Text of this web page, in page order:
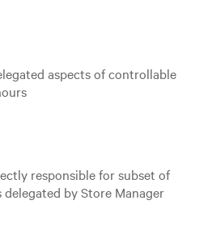
aspects of controllable
responsible for subset of
delegated by Store Manager